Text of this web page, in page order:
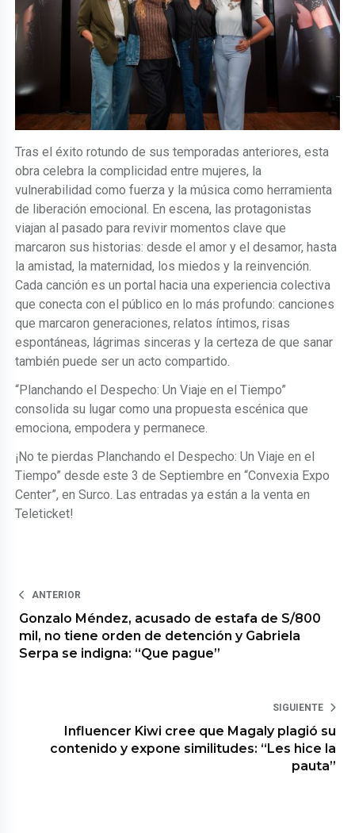
Tras el éxito rotundo de sus temporadas anteriores, esta
obra celebra la complicidad entre mujeres, la
vulnerabilidad como fuerza y la música como herramienta
de liberación emocional. En escena, las protagonistas
viajan al pasado para revivir momentos clave que
marcaron sus historias: desde el amor y el desamor, hasta
la amistad, la maternidad, los miedos y la reinvención.
Cada canción es un portal hacia una experiencia colectiva
que conecta con el público en lo más profundo: canciones
que marcaron generaciones, relatos íntimos, risas
espontáneas, lágrimas sinceras y la certeza de que sanar
también puede ser un acto compartido.
“Planchando el Despecho: Un Viaje en el Tiempo”
consolida su lugar como una propuesta escénica que
emociona, empodera y permanece.
¡No te pierdas Planchando el Despecho: Un Viaje en el
Tiempo” desde este 3 de Septiembre en “Convexia Expo
Center”, en Surco. Las entradas ya están a la venta en
Teleticket!
ANTERIOR
Gonzalo Méndez, acusado de estafa de S/800
mil, no tiene orden de detención y Gabriela
Serpa se indigna: “Que pague”
SIGUIENTE
Influencer Kiwi cree que Magaly plagió su
contenido y expone similitudes: “Les hice la
pauta”